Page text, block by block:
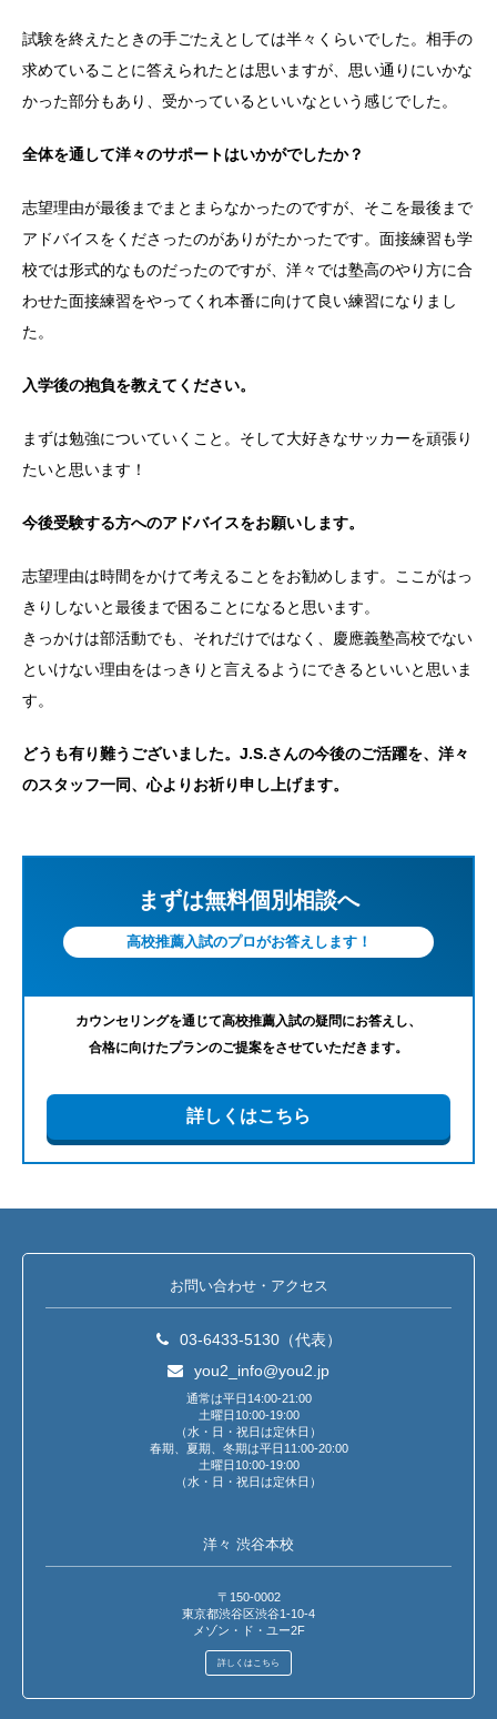
試験を終えたときの手ごたえとしては半々くらいでした。相手の
求めていることに答えられたとは思いますが、思い通りにいかな
かった部分もあり、受かっているといいなという感じでした。
全体を通して洋々のサポートはいかがでしたか？
志望理由が最後までまとまらなかったのですが、そこを最後まで
アドバイスをくださったのがありがたかったです。面接練習も学
校では形式的なものだったのですが、洋々では塾高のやり方に合
わせた面接練習をやってくれ本番に向けて良い練習になりまし
た。
入学後の抱負を教えてください。
まずは勉強についていくこと。そして大好きなサッカーを頑張り
たいと思います！
今後受験する方へのアドバイスをお願いします。
志望理由は時間をかけて考えることをお勧めします。ここがはっ
きりしないと最後まで困ることになると思います。
きっかけは部活動でも、それだけではなく、慶應義塾高校でない
といけない理由をはっきりと言えるようにできるといいと思いま
す。
どうも有り難うございました。J.S.さんの今後のご活躍を、洋々
のスタッフ一同、心よりお祈り申し上げます。
まずは無料個別相談へ
高校推薦入試のプロがお答えします！
カウンセリングを通じて高校推薦入試の疑問にお答えし、
合格に向けたプランのご提案をさせていただきます。
詳しくはこちら
お問い合わせ・アクセス
03-6433-5130（代表）
you2_info@you2.jp
通常は平日14:00-21:00
土曜日10:00-19:00
（水・日・祝日は定休日）
春期、夏期、冬期は平日11:00-20:00
土曜日10:00-19:00
（水・日・祝日は定休日）
洋々 渋谷本校
〒150-0002
東京都渋谷区渋谷1-10-4
メゾン・ド・ユー2F
詳しくはこちら